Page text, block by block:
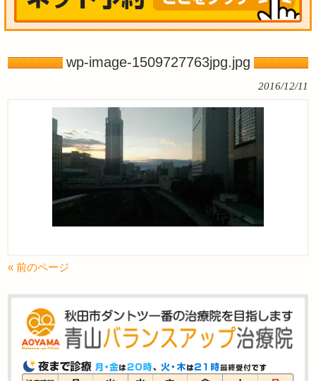
wp-image-1509727763jpg.jpg
2016/12/11
« 前のページ